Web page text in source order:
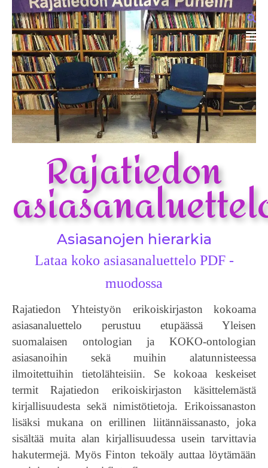
Rajatiedon
Asiasanojen hierarkia
Lataa koko asiasanaluettelo PDF -
muodossa
Rajatiedon Yhteistyön erikoiskirjaston kokoama
asiasanaluettelo perustuu etupäässä Yleisen
suomalaisen ontologian ja KOKO-ontologian
asiasanoihin sekä muihin alatunnisteessa
ilmoitettuihin tietolähteisiin. Se kokoaa keskeiset
termit Rajatiedon erikoiskirjaston käsittelemästä
kirjallisuudesta sekä nimistötietoja. Erikoissanaston
lisäksi mukana on erillinen liitännäissanasto, joka
sisältää muita alan kirjallisuudessa usein tarvittavia
hakutermejä. Myös Finton tekoäly auttaa löytämään